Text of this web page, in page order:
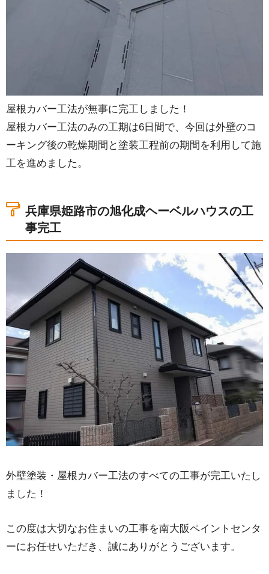
屋根カバー工法が無事に完工しました！
屋根カバー工法のみの工期は6日間で、今回は外壁のコ
ーキング後の乾燥期間と塗装工程前の期間を利用して施
工を進めました。
兵庫県姫路市の旭化成ヘーベルハウスの工
事完工
外壁塗装・屋根カバー工法のすべての工事が完工いたし
ました！
この度は大切なお住まいの工事を南大阪ペイントセンタ
ーにお任せいただき、誠にありがとうございます。